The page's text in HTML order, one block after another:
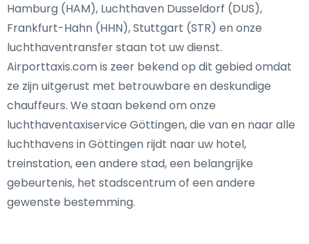
Hamburg (HAM), Luchthaven Dusseldorf (DUS),
Frankfurt-Hahn (HHN), Stuttgart (STR) en onze
luchthaventransfer staan tot uw dienst.
Airporttaxis.com is zeer bekend op dit gebied omdat
ze zijn uitgerust met betrouwbare en deskundige
chauffeurs. We staan bekend om onze
luchthaventaxiservice Göttingen, die van en naar alle
luchthavens in Göttingen rijdt naar uw hotel,
treinstation, een andere stad, een belangrijke
gebeurtenis, het stadscentrum of een andere
gewenste bestemming.